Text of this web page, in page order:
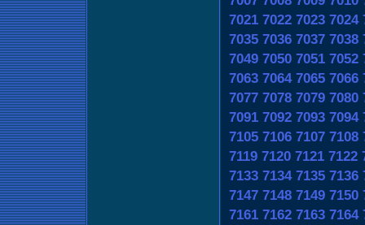
7021 7022 7023 7024
7035 7036 7037 7038
7049 7050 7051 7052
7063 7064 7065 7066
7077 7078 7079 7080
7091 7092 7093 7094
7105 7106 7107 7108
7119 7120 7121 7122
7133 7134 7135 7136
7147 7148 7149 7150
7161 7162 7163 7164